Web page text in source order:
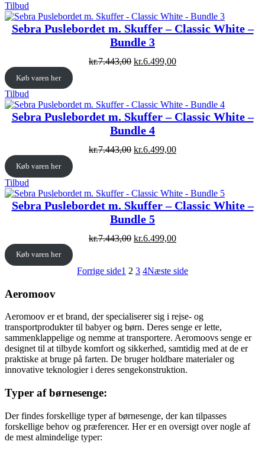
Tilbud
på
tilbud
Sebra Puslebordet m. Skuffer – Classic White –
Bundle 3
kr.7.443,00 Original
kr.6.499,00Current
Køb varen her
Tilbud
på
tilbud
Sebra Puslebordet m. Skuffer – Classic White –
Bundle 4
kr.7.443,00 Original
kr.6.499,00Current
Køb varen her
Tilbud
på
tilbud
Sebra Puslebordet m. Skuffer – Classic White –
Bundle 5
kr.7.443,00 Original
kr.7.443,00.
kr.6.499,00Current
kr.6.499,00.
Køb varen her
Forrige side1 2 3 4Næste side
Aeromoov
Aeromoov er et brand, der specialiserer sig i rejse- og
transportprodukter til babyer og børn. Deres senge er lette,
sammenklappelige og nemme at transportere. Aeromoovs senge er
designet til at tilbyde komfort og sikkerhed, samtidig med at de er
praktiske at bruge på farten. De bruger holdbare materialer og
innovative teknologier i deres sengekonstruktion.
Typer af børnesenge:
Der findes forskellige typer af børnesenge, der kan tilpasses
forskellige behov og præferencer. Her er en oversigt over nogle af
de mest almindelige typer: